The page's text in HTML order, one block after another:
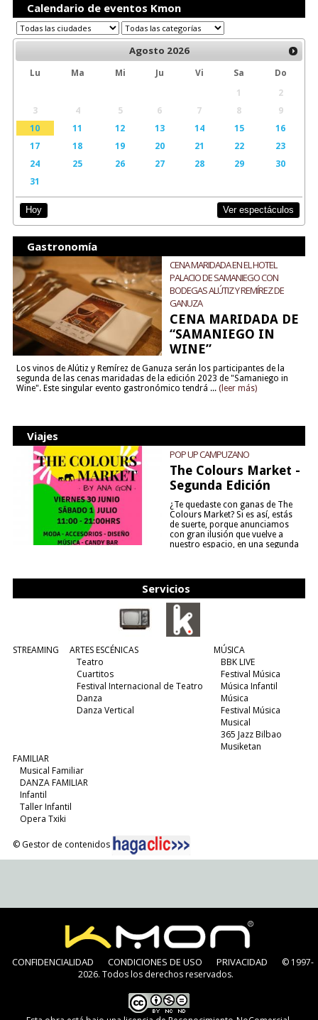
Calendario de eventos Kmon
Agosto 2026
Lu Ma Mi Ju Vi Sa
Do
1
2
3
4 5 6 7 8
9
10
11 12 13 14 15
16
17
18 19 20 21 22
23
24
25 26 27 28 29
30
31
Hoy Ver espectáculos
Gastronomía
CENA MARIDADA EN EL HOTEL
PALACIO DE SAMANIEGO CON
BODEGAS ALÚTIZ Y REMÍREZ DE
GANUZA
CENA MARIDADA DE
“SAMANIEGO IN
WINE”
Los vinos de Alútiz y Remírez de Ganuza serán los participantes de la
segunda de las cenas maridadas de la edición 2023 de "Samaniego in
Wine". Este singular evento gastronómico tendrá ... (leer más)
Viajes
POP UP CAMPUZANO
The Colours Market -
Segunda Edición
¿Te quedaste con ganas de The
Colours Market? Si es así, estás
de suerte, porque anunciamos
con gran ilusión que vuelve a
nuestro espacio, en una segunda
Servicios
STREAMING
ARTES ESCÉNICAS
Teatro
Cuartitos
Festival Internacional de Teatro
Danza
Danza Vertical
MÚSICA
BBK LIVE
Festival Música
Música Infantil
Música
Festival Música
Musical
365 Jazz Bilbao
Musiketan
FAMILIAR
Musical Familiar
DANZA FAMILIAR
Infantil
Taller Infantil
Opera Txiki
© Gestor de contenidos
CONFIDENCIALIDAD CONDICIONES DE USO PRIVACIDAD
© 1997-
2026. Todos los derechos reservados.